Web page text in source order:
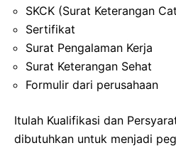
SKCK (Surat Keterangan
Sertifikat
Surat Pengalaman Kerja
Surat Keterangan Sehat
Formulir dari perusahaan
Itulah Kualifikasi dan
dibutuhkan untuk menjadi